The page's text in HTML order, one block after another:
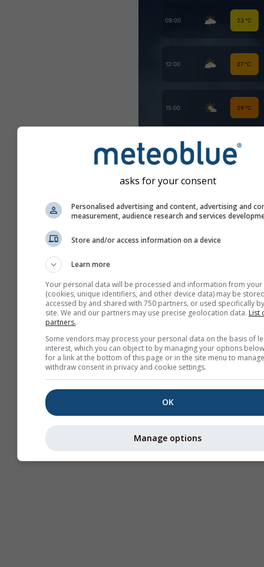
meteoTV
Zusätzliche
asks for your consent
Personalised advertising and content, advertising and
measurement, audience research and services
Store and/or access information on a device
Learn more
Your personal data will be processed and information from your
(cookies, unique identifiers, and other device data) may be
accessed by and shared with 750 partners, or used specifically
site. We and our partners may use precise geolocation data. List
partners.
Some vendors may process your personal data on the basis of
interest, which you can object to by managing your options
for a link at the bottom of this page or in the site menu to
withdraw consent in privacy and cookie settings.
OK
Manage options